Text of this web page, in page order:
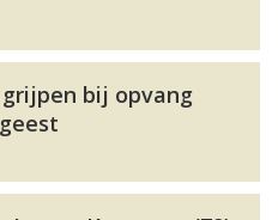
bij opvang